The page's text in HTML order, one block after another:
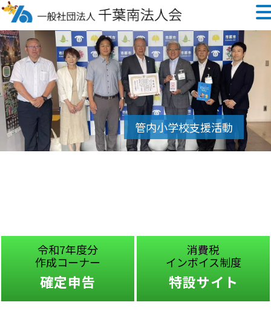
令和7年度分
作成コーナー
確定申告
消費税
インボイス制度
特設サイト